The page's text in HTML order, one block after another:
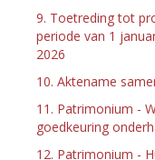
9. Toetreding tot
periode van 1
2026
10. Aktename
11. Patrimonium -
goedkeuring
12. Patrimonium -